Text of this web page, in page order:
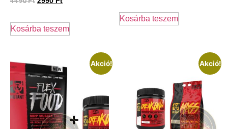
Kosárba teszem
Kosárba teszem
Akció! Akció!